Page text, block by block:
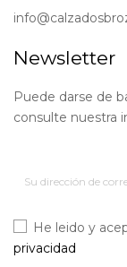
Newsletter
Puede darse de
consulte nuestra
He leido y
privacidad